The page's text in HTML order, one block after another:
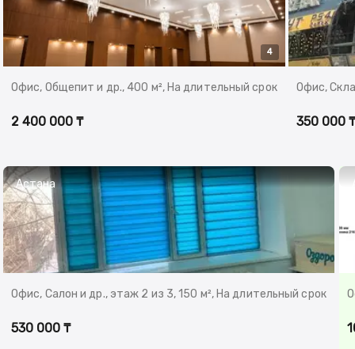
4
Офис, Общепит и др., 400 м², На длительный срок
2 400 000 ₸
Офис,
350 000 ₸
Астана
Офис, Салон и др., этаж 2 из 3, 150 м², На длительный срок
530 000 ₸